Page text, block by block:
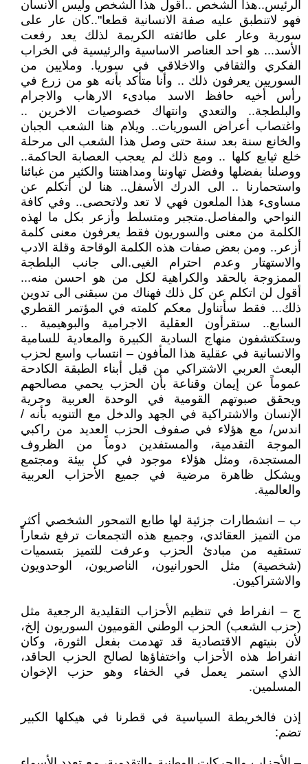
الرئيس..هذا الشخص ..اقول هذا الشخص وليس الانسان
فهو لاتنطبق عليه صفة الانسانية قطعا"..كان عار على
سورية وعار على طائفته الكريمة لذلك يعد رفعت
الأسد... هو احد العناصر الاساسية والرئيسية في الخراب
الفكري والثقافي والاخلاقي في سوريا. وملايين من
السوريين يعرفون ذلك .. وأنا متأكد بأنه هو من زرع في
رأس أخيه حافظ الاسد مبادىء الارهاب والاجرام
والبلطجة.. والتعدي وانتهاك خصوصيات الاخرين ..
واغتصاب أعراض السوريات.. ويلام هنا الشعب الجبان
والخانع سنة بعد سنة حتى وصل هذا الشعب الى مرحلة
خلع ثيابع كلها .. ومع ذلك لم يعجب العصابة الحاكمة..
ووصلنا بفضلها وفضل تهاوننا ومداهنتنا والكثير من غبائنا
واستحمارنا .. الى الدرك الأسفل.. هنا لن أتكلم عن
مساوىء هذا الملعون فهي لا تعد ولاتحصى.. وفي كافة
النواحي والمفاصل.متجبر ومتسلط وأزعر بكل ما لهذه
الكلمة من معنى والسوريون فقط يعرفون معنى كلمة
أزعر.. ومن بعض صفات هذه الكلمة الوقاحة وقلة الادب
والاستهتار وعدم احترام الغيى.الى جانب البلطجة
الممزوجة بالحقد والكراهية لكل من هو احسن منه...
أقول لن اتكلم عن كل ذلك فهناك من سبقنى الى تدوين
ذلك... فقط سأتناول معكم كلمته في المؤتمر القطري
السابع.. ستقرأون العقلية الاجرامية والبوهيمية ..
وستكتشفون منهاج السادية الكبيرة والمعادية للسامية
والانسانية في عقلية هذا المأفون – انتساب واسع لحزب
البعث العربي الاشتراكي من قبل أبناء الطبقة الكادحة
عموماً عن إيمان وقناعة بأن الحزب يحمي مصالحهم
ويحقق صبوتهم القومية في الوحدة العربية وحرية
الإنسان والاشتراكية في الجهد والدخل مع التنويه بأنه /
اندس/ مع هؤلاء في صفوف الحزب العديد من راكبي
الموجة التقدمية، والمستفدين دوماً من الظروف
المستجدة، ومثل هؤلاء موجود في كل بيئة ومجتمع
ويشكل ظاهرة مرضية في جميع الأحزاب العربية
والعالمية.
ب – انشطارات جزئية لها طابع التمحور الشخصي أكثر
من التميز العقائدي، وجميع هذه التجمعات ترفع شعاراً
تستقيه من مبادئ الحزب وعرفت للتميز بتسميات
(شخصية) مثل الحورانيون، الناصريون، الوحدويون
والاشتراكيون.
ج – انفراط في تنظيم الأحزاب التقليدية الرجعية مثل
(حزب الشعب) الحزب الوطني القوميون السوريون إلخ،
لأن بنيتهم الاقتصادية قد تهدمت بفعل الثورة، وكان
انفراط هذه الأحزاب واختفاؤها لصالح الحزب الحاقد،
الذي استمر يعمل في الخفاء وهو حزب الإخوان
المسلمين.
إذن فالخريطة السياسية في قطرنا في هيكلها الكبير
تضم: